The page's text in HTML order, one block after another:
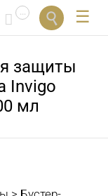
 
защиты
Invigo
мл